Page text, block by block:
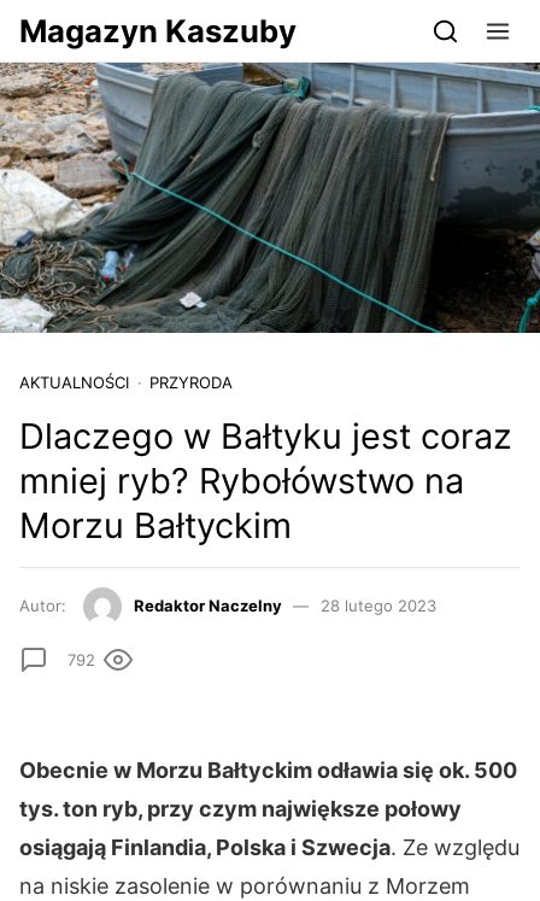
Przejdź do serwisu magazynkaszuby.pl
Magazyn Kaszuby
AKTUALNOŚCI PRZYRODA
Dlaczego w Bałtyku jest coraz
mniej ryb? Rybołówstwo na
Morzu Bałtyckim
Autor: Redaktor Naczelny 28 lutego 2023
792
Obecnie w Morzu Bałtyckim odławia się ok. 500
tys. ton ryb, przy czym największe połowy
osiągają Finlandia, Polska i Szwecja. Ze względu
na niskie zasolenie w porównaniu z Morzem